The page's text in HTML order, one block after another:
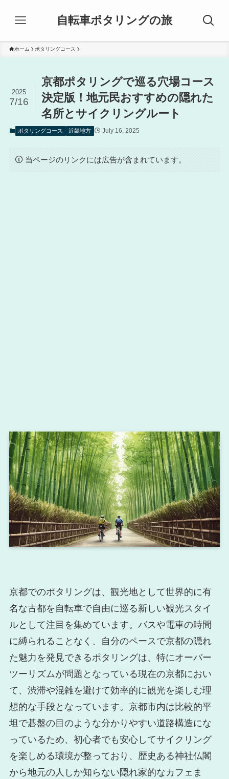
自転車ポタリングの旅
ホーム ポタリングコース
京都ポタリングで巡る穴場コース
決定版！地元民おすすめの隠れた
名所とサイクリングルート
2025
7/16
ポタリングコース 近畿地方 July 16, 2025
当ページのリンクには広告が含まれています。
京都でのポタリングは、観光地として世界的に有
名な古都を自転車で自由に巡る新しい観光スタイ
ルとして注目を集めています。バスや電車の時間
に縛られることなく、自分のペースで京都の隠れ
た魅力を発見できるポタリングは、特にオーバー
ツーリズムが問題となっている現在の京都におい
て、渋滞や混雑を避けて効率的に観光を楽しむ理
想的な手段となっています。京都市内は比較的平
坦で碁盤の目のような分かりやすい道路構造にな
っているため、初心者でも安心してサイクリング
を楽しめる環境が整っており、歴史ある神社仏閣
から地元の人しか知らない隠れ家的なカフェま